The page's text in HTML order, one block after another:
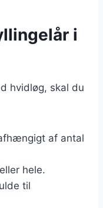
i
hvidløg, skal du
af antal
hele.
til